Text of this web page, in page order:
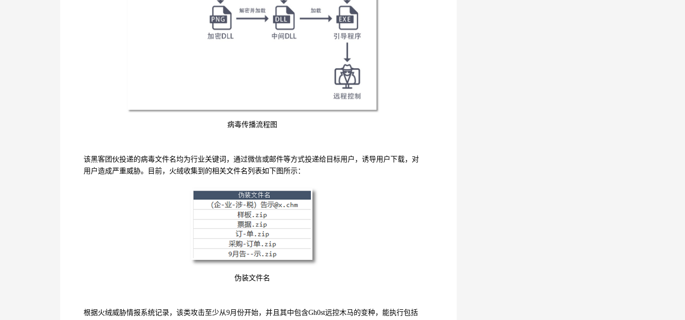
病毒传播流程图
该黑客团伙投递的病毒文件名均为行业关键词，通过微信或邮件等方式投递给目标用户，诱导用户下载，对
用户造成严重威胁。目前，火绒收集到的相关文件名列表如下图所示：
伪装文件名
根据火绒威胁情报系统记录，该类攻击至少从9月份开始，并且其中包含Gh0st远控木马的变种，能执行包括